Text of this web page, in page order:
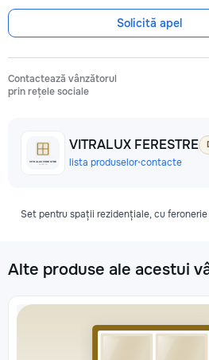
Solicită apel
Contactează vânzătorul
prin rețele sociale
VITRALUX FERESTRE
lista produselor•contacte
Set pentru spații rezidențiale, cu
Alte produse ale acestui